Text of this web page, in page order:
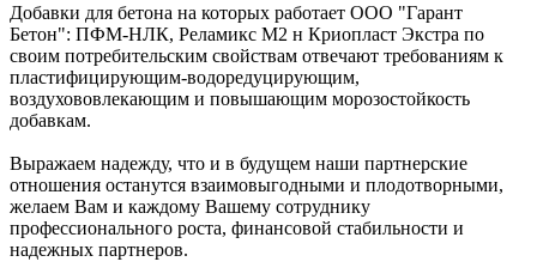
Добавки для бетона на которых работает ООО "Гарант
Бетон": ПФМ-НЛК, Реламикс М2 н Криопласт Экстра по
своим потребительским свойствам отвечают требованиям к
пластифицирующим-водоредуцирующим,
воздухововлекающим и повышающим морозостойкость
добавкам.
Выражаем надежду, что и в будущем наши партнерские
отношения останутся взаимовыгодными и плодотворными,
желаем Вам и каждому Вашему сотруднику
профессионального роста, финансовой стабильности и
надежных партнеров.